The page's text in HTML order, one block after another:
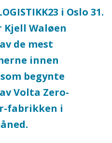
i Oslo 31.
Waløen
de mest
innen
begynte
Volta Zero-
fabrikken i